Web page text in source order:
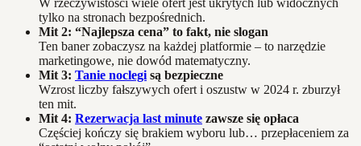
W rzeczywistości wiele ofert jest ukrytych lub widocznych
tylko na stronach bezpośrednich.
Mit 2: “Najlepsza cena” to fakt, nie slogan
Ten baner zobaczysz na każdej platformie – to narzędzie
marketingowe, nie dowód matematyczny.
Mit 3: Tanie noclegi są bezpieczne
Wzrost liczby fałszywych ofert i oszustw w 2024 r. zburzył
ten mit.
Mit 4: Rezerwacja last minute zawsze się opłaca
Częściej kończy się brakiem wyboru lub… przepłaceniem za